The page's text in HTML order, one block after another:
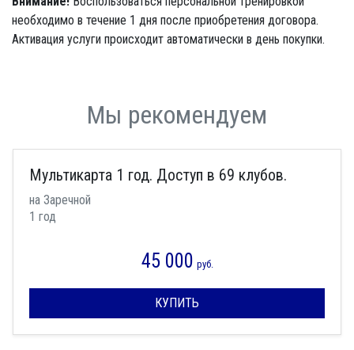
необходимо в течение 1 дня после приобретения договора.
Активация услуги происходит автоматически в день покупки.
Мы рекомендуем
Мультикарта 1 год. Доступ в 69 клубов.
на Заречной
1 год
45 000 руб.
КУПИТЬ